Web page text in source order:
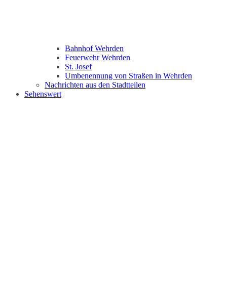
Bahnhof Wehrden
Feuerwehr Wehrden
St. Josef
Umbenennung von Straßen in Wehrden
Nachrichten aus den Stadtteilen
Sehenswert